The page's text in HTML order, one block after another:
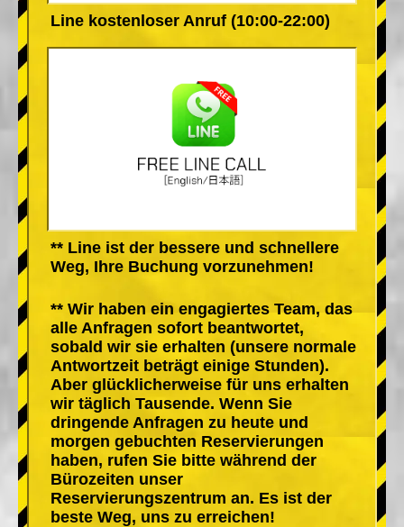
Line kostenloser Anruf (10:00-22:00)
** Line ist der bessere und schnellere
Weg, Ihre Buchung vorzunehmen!
** Wir haben ein engagiertes Team, das
alle Anfragen sofort beantwortet,
sobald wir sie erhalten (unsere normale
Antwortzeit beträgt einige Stunden).
Aber glücklicherweise für uns erhalten
wir täglich Tausende. Wenn Sie
dringende Anfragen zu heute und
morgen gebuchten Reservierungen
haben, rufen Sie bitte während der
Bürozeiten unser
Reservierungszentrum an. Es ist der
beste Weg, uns zu erreichen!